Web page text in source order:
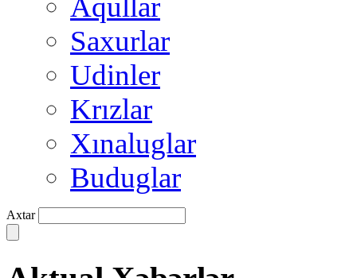
Aqullar
Saxurlar
Udinler
Krızlar
Xınaluglar
Buduglar
Axtar